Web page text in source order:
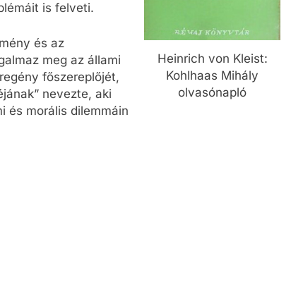
Heinrich von Kleist:
Kohlhaas Mihály
olvasónapló
is felveti.
és az
meg az állami
főszereplőjét,
nevezte, aki
és morális dilemmáin